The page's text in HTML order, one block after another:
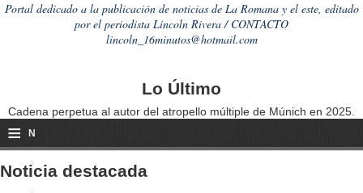
Portal dedicado a la publicación de noticias de La Romana y el este, editado
por el periodista Lincoln Rivera / CONTACTO
lincoln_16minutos@hotmail.com
Lo Último
Cadena perpetua al autor del atropello múltiple de Múnich en 2025.
≡ N
a
Noticia destacada